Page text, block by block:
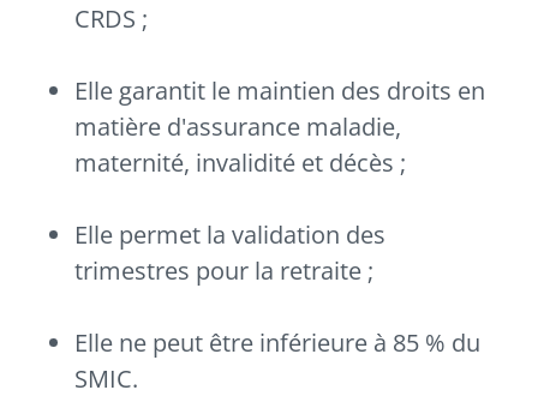
CRDS ;
Elle garantit le maintien des droits en
matière d'assurance maladie,
maternité, invalidité et décès ;
Elle permet la validation des
trimestres pour la retraite ;
Elle ne peut être inférieure à 85 % du
SMIC.